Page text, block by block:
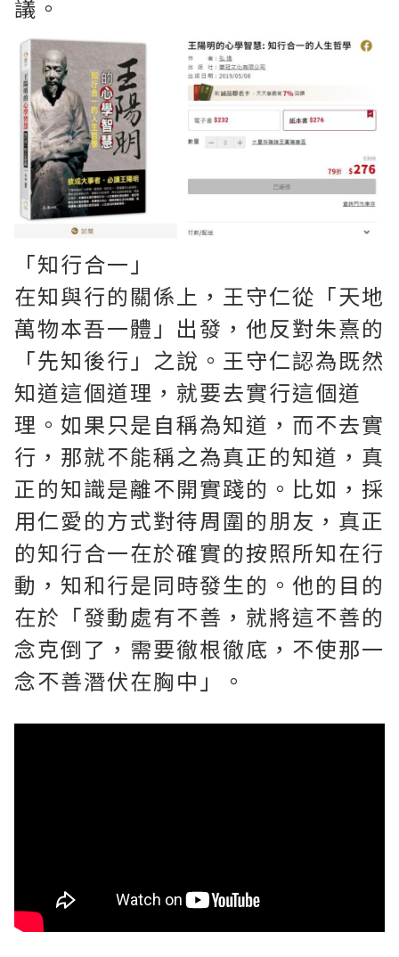
議。
「知行合一」
在知與行的關係上，王守仁從「天地
萬物本吾一體」出發，他反對朱熹的
「先知後行」之說。王守仁認為既然
知道這個道理，就要去實行這個道
理。如果只是自稱為知道，而不去實
行，那就不能稱之為真正的知道，真
正的知識是離不開實踐的。比如，採
用仁愛的方式對待周圍的朋友，真正
的知行合一在於確實的按照所知在行
動，知和行是同時發生的。他的目的
在於「發動處有不善，就將這不善的
念克倒了，需要徹根徹底，不使那一
念不善潛伏在胸中」。